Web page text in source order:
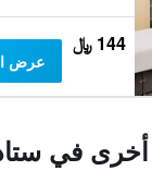
144 ﷼
عرض
أخرى في